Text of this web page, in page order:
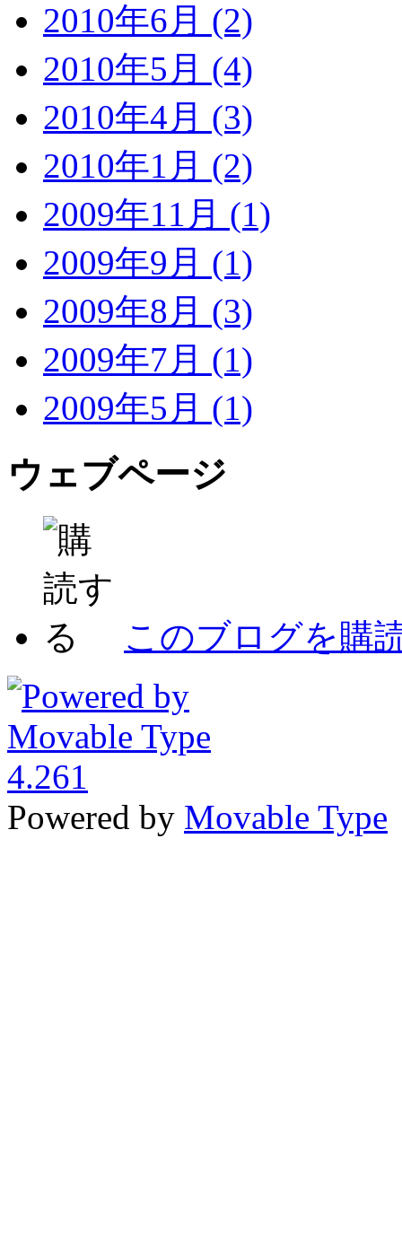
2010年6月 (2)
2010年5月 (4)
2010年4月 (3)
2010年1月 (2)
2009年11月 (1)
2009年9月 (1)
2009年8月 (3)
2009年7月 (1)
2009年5月 (1)
ウェブページ
このブログを購
Powered by Movable Type